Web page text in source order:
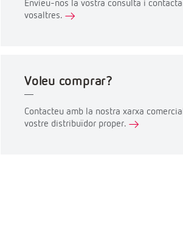
Envieu-nos la vostra consulta i
vosaltres.
Voleu comprar?
Contacteu amb la nostra xarxa
vostre distribuïdor proper.